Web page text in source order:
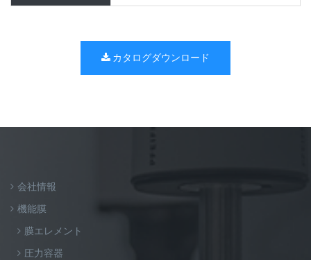
カタログダウンロード
会社情報
機能膜
膜エレメント
圧力容器